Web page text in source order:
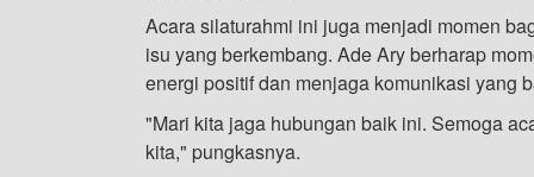
Acara silaturahmi ini juga menjadi momen
isu yang berkembang. Ade Ary berharap
energi positif dan menjaga komunikasi yang
"Mari kita jaga hubungan baik ini. Semoga
kita," pungkasnya.